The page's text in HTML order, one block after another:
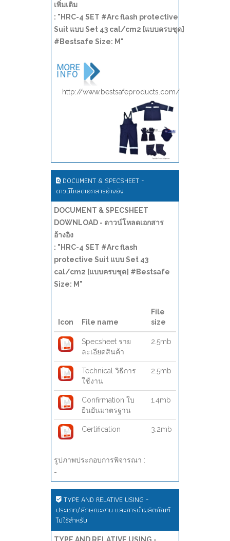
เพิ่มเติม
: "HRC-4 SET #Arc flash protective
Suit แบบ Set 43 cal/cm2 [แบบครบชุด]
#Bestsafe Size: M"
http://www.bestsafeproducts.com/
DOCUMENT & SPECSHEET -
ดาวน์โหลดเอกสารอ้างอิง
DOCUMENT & SPECSHEET
DOWNLOAD - ดาวน์โหลดเอกสาร
อ้างอิง
: "HRC-4 SET #Arc flash
protective Suit แบบ Set 43
cal/cm2 [แบบครบชุด] #Bestsafe
Size: M"
Icon File name
File
size
Specsheet ราย
ละเอียดสินค้า
2.5mb
Technical วิธีการ
ใช้งาน
2.5mb
Confirmation ใบ
ยืนยันมาตรฐาน
1.4mb
Certification 3.2mb
รูปภาพประกอบการพิจารณา :
-
TYPE AND RELATIVE USING -
ประเภท/ลักษณะงาน และการนำผลิตภัณฑ์
ไปใช้สำหรับ